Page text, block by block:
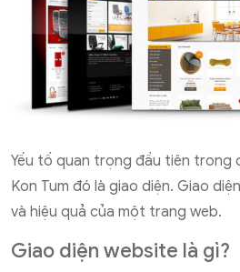
Yếu tố quan trọng đầu tiên trong
Kon Tum đó là giao diện. Giao
và hiệu quả của một trang web.
Giao diện website là gì?